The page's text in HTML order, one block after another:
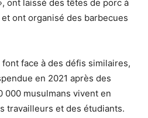
ont laissé des têtes de porc à
ont organisé des barbecues
face à des défis similaires,
en 2021 après des
000 musulmans vivent en
travailleurs et des étudiants.